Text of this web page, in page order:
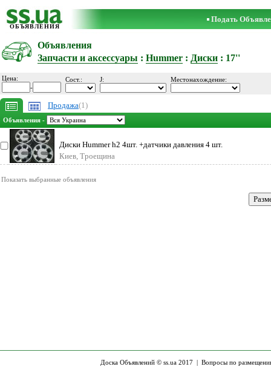
ОБЪЯВЛЕНИЯ
Подать
Объявления
Запчасти и аксессуары : Hummer : Диски : 17''
Цена:
-
Сост.: J: Местонахождение:
Продажа(1)
Объявления -
Диски Hummer h2 4шт. +датчики давления 4 шт.
Киев, Троещина
Показать выбранные объявления
Доска Объявлений © ss.ua 2017 | Вопросы по